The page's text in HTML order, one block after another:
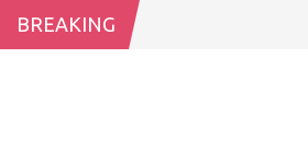
BREAKING